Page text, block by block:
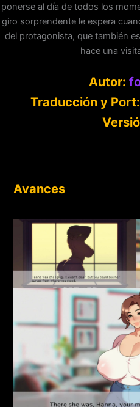
ponerse al día de todos los
giro sorprendente le espera
del protagonista, que también
hace una
Autor:
Traducción y Port:
Avances